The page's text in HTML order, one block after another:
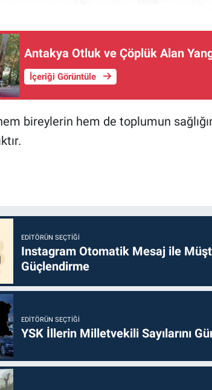
Antakya Otluk ve Çöplük Alan
İçeriği Görüntüle
bireylerin hem de toplumun
EDITÖRÜN SEÇTIĞI
Instagram Otomatik Mesaj ile
Güçlendirme
EDITÖRÜN SEÇTIĞI
YSK İllerin Milletvekili Sayılarını